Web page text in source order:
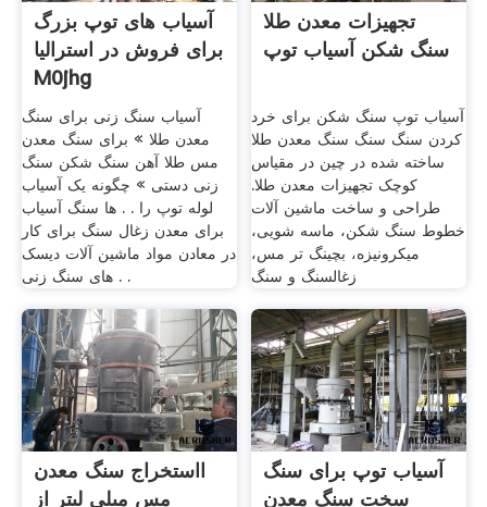
آسیاب های توپ بزرگ
برای فروش در استرالیا
M0jhg
آسیاب سنگ زنی برای سنگ
معدن طلا » برای سنگ معدن
مس طلا آهن سنگ شکن سنگ
زنی دستی » چگونه یک آسیاب
لوله توپ را . . ها سنگ آسیاب
برای معدن زغال سنگ برای کار
در معادن مواد ماشین آلات دیسک
های سنگ زنی . .
تجهیزات معدن طلا
سنگ شکن آسیاب توپ
آسیاب توپ سنگ شکن برای خرد
کردن سنگ سنگ سنگ معدن طلا
ساخته شده در چین در مقیاس
کوچک تجهیزات معدن طلا.
طراحی و ساخت ماشین آلات
خطوط سنگ شکن، ماسه شویی،
میکرونیزه، بچینگ تر مس،
زغالسنگ و سنگ
ااستخراج سنگ معدن
مس میلی لیتر از
آسیاب توپ برای سنگ
سخت سنگ معدن